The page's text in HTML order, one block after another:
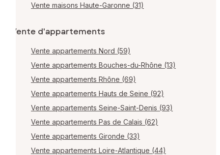
Vente maisons Haute-Garonne (31)
Vente d'appartements
Vente appartements Nord (59)
Vente appartements Bouches-du-Rhône (13)
Vente appartements Rhône (69)
Vente appartements Hauts de Seine (92)
Vente appartements Seine-Saint-Denis (93)
Vente appartements Pas de Calais (62)
Vente appartements Gironde (33)
Vente appartements Loire-Atlantique (44)